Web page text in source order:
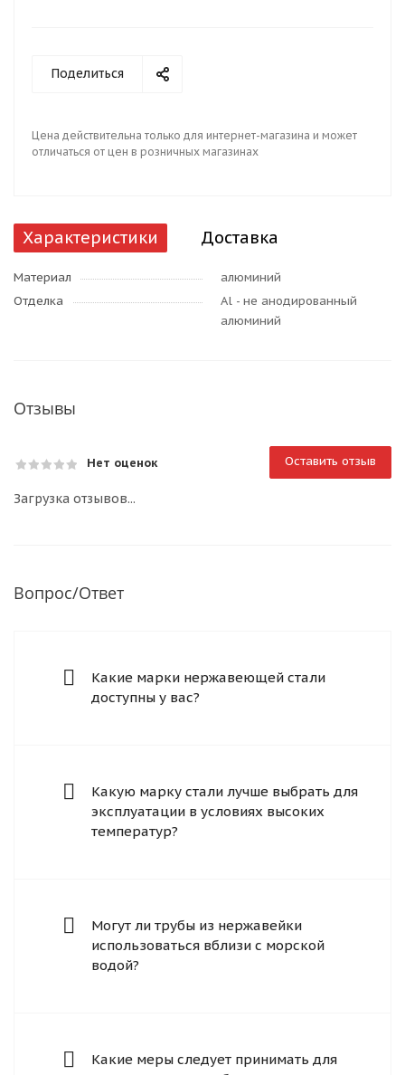
Поделиться
Цена действительна только для интернет-магазина и может
отличаться от цен в розничных магазинах
Характеристики Доставка
Материал
алюминий
Отделка
Al - не анодированный
алюминий
Отзывы
Нет оценок Оставить отзыв
Загрузка отзывов...
Вопрос/Ответ
Какие марки нержавеющей стали
доступны у вас?
Какую марку стали лучше выбрать для
эксплуатации в условиях высоких
температур?
Могут ли трубы из нержавейки
использоваться вблизи с морской
водой?
Какие меры следует принимать для